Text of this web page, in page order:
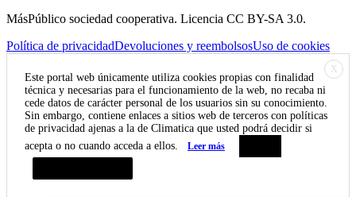
MásPúblico sociedad cooperativa. Licencia CC BY-SA 3.0.
Política de privacidadDevoluciones y reembolsosUso de cookies
X
Este portal web únicamente utiliza cookies propias con finalidad
técnica y necesarias para el funcionamiento de la web, no recaba ni
cede datos de carácter personal de los usuarios sin su conocimiento.
Sin embargo, contiene enlaces a sitios web de terceros con políticas
de privacidad ajenas a la de Climatica que usted podrá decidir si
acepta o no cuando acceda a ellos.
Leer más